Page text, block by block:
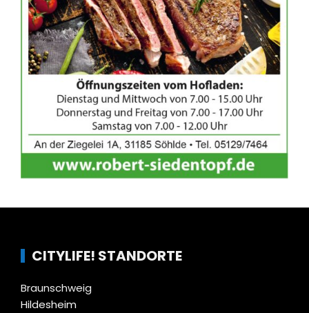
CITYLIFE! STANDORTE
Braunschweig
Hildesheim